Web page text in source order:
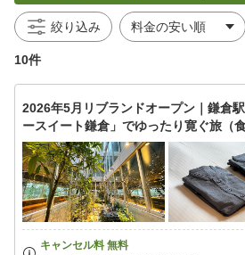
絞り込み
10件
2026年5月リブランドオープン｜鎌倉
ースイート鎌倉」でゆったり寛ぐ旅（食